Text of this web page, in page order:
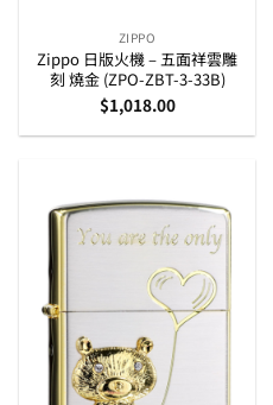
ZIPPO
Zippo 日版火機 – 五面祥雲雕
刻 燒金 (ZPO-ZBT-3-33B)
$1,018.00